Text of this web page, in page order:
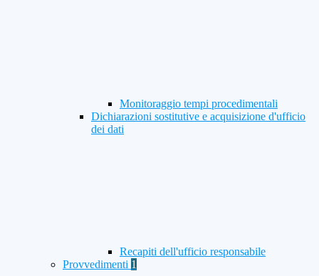
Monitoraggio tempi procedimentali
Dichiarazioni sostitutive e acquisizione d'ufficio
dei dati
Recapiti dell'ufficio responsabile
Provvedimenti 1